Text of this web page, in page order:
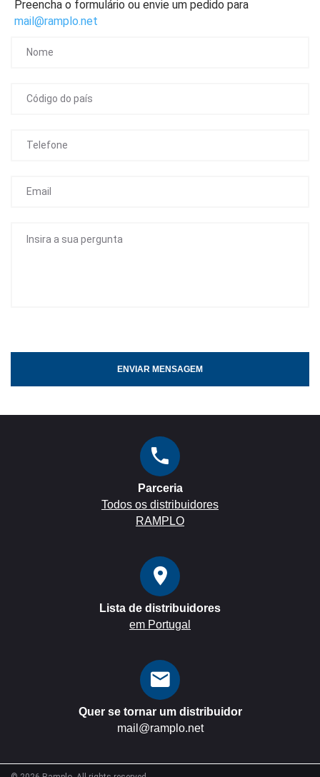
Preencha o formulário ou envie um pedido para
mail@ramplo.net
ENVIAR MENSAGEM
Parceria
Todos os distribuidores
RAMPLO
Lista de distribuidores
em Portugal
Quer se tornar um distribuidor
mail@ramplo.net